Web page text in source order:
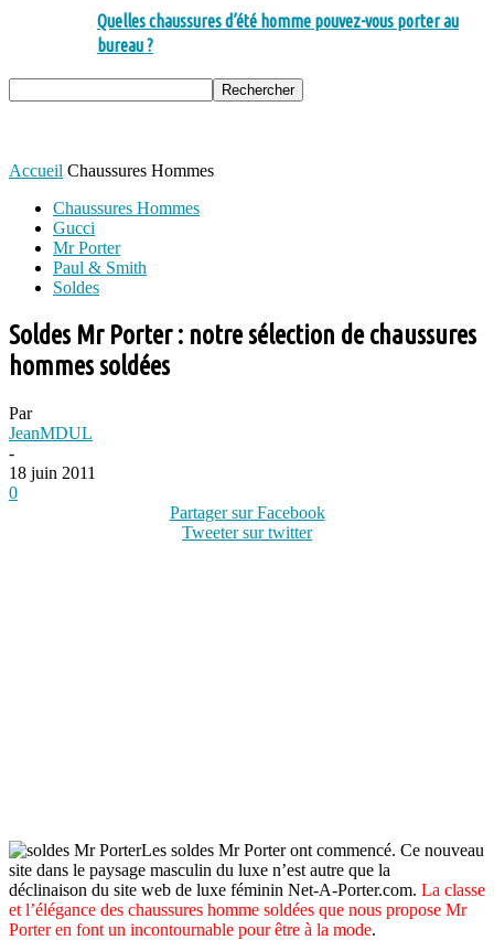
Quelles chaussures d’été homme pouvez-vous porter au
bureau ?
Accueil Chaussures Hommes
Chaussures Hommes
Gucci
Mr Porter
Paul & Smith
Soldes
Soldes Mr Porter : notre sélection de chaussures
hommes soldées
Par
JeanMDUL
-
18 juin 2011
0
Partager sur Facebook
Tweeter sur twitter
Les soldes Mr Porter ont commencé. Ce nouveau
site dans le paysage masculin du luxe n’est autre que la
déclinaison du site web de luxe féminin Net-A-Porter.com. La classe
et l’élégance des chaussures homme soldées que nous propose Mr
Porter en font un incontournable pour être à la mode.